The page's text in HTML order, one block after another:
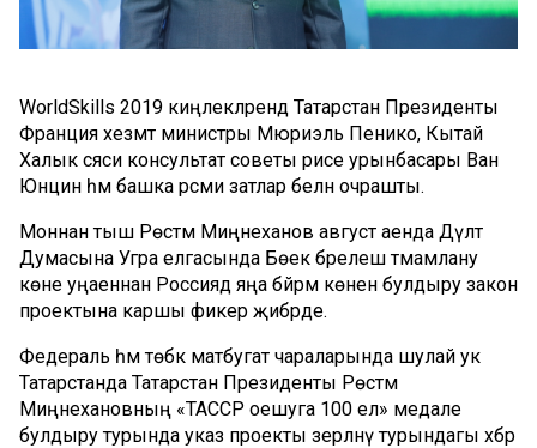
WorldSkills 2019 киңлекләрендә Татарстан Президенты
Франция хезмәт министры Мюриэль Пенико, Кытай
Халык сәяси консультат советы рәисе урынбасары Ван
Юнцин һәм башка рәсми затлар белән очрашты.
Моннан тыш Рөстәм Миңнеханов август аенда Дәүләт
Думасына Угра елгасында Бөек бәрелеш тәмамлану
көне уңаеннан Россиядә яңа бәйрәм көнен булдыру закон
проектына каршы фикер җибәрде.
Федераль һәм төбәк матбугат чараларында шулай ук
Татарстанда Татарстан Президенты Рөстәм
Миңнехановның «ТАССР оешуга 100 ел» медале
булдыру турында указ проекты әзерләнү турындагы хәбәр